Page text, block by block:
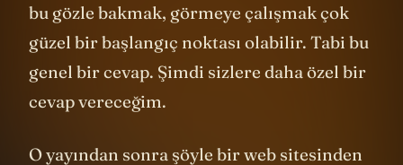
bu gözle bakmak, görmeye çalışmak çok
güzel bir başlangıç noktası olabilir. Tabi bu
genel bir cevap. Şimdi sizlere daha özel bir
cevap vereceğim.
O yayından sonra şöyle bir web sitesinden